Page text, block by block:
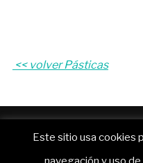
<< volver Pásticas
Inspiro
Este sitio usa cookies